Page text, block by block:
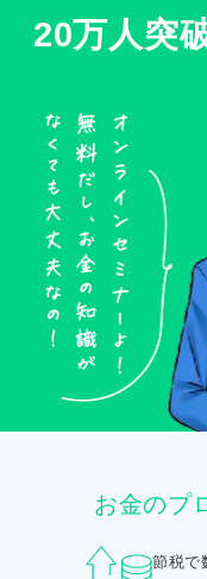
20万人突
お金のプ
節税で